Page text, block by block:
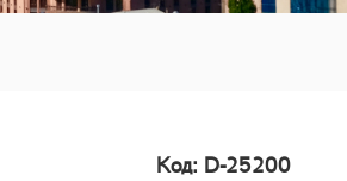
Код: D-25200